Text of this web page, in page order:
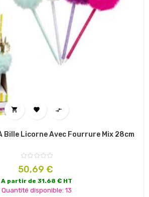
  
Bille Licorne Avec Fourrure Mix 28cm
Prix
50,69 €
A partir de 31.68 € HT
Quantité disponible: 13